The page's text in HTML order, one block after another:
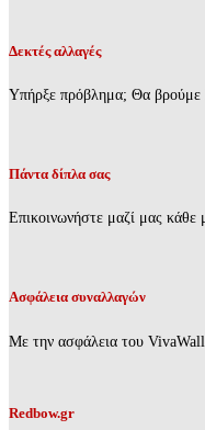
Δεκτές αλλαγές
Υπήρξε πρόβλημα; Θα βρούμε
Πάντα δίπλα σας
Επικοινωνήστε μαζί μας κάθε
Ασφάλεια συναλλαγών
Με την ασφάλεια του
Redbow.gr